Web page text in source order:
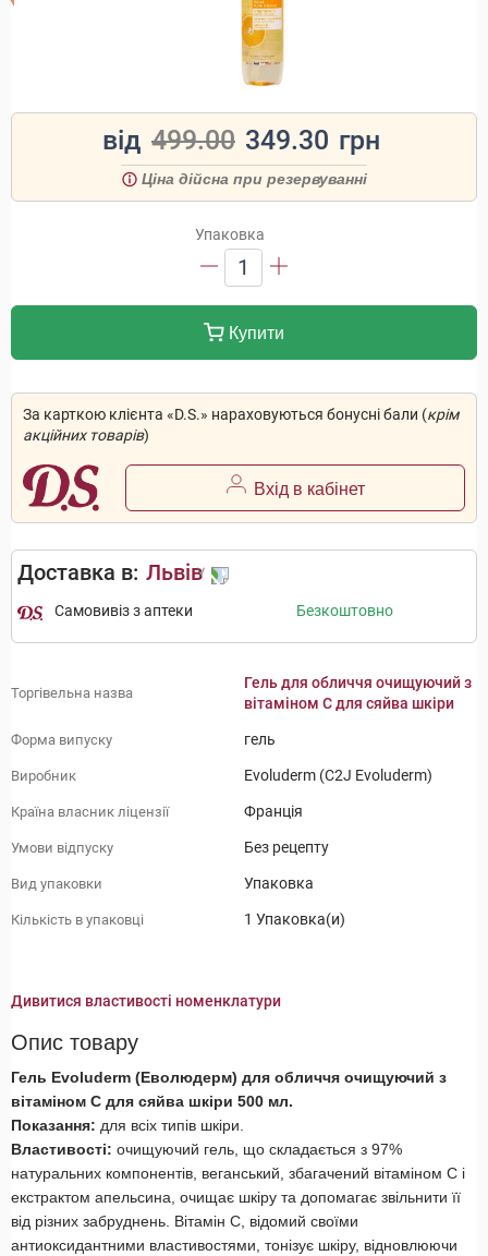
від 499.00 349.30 грн
Ціна дійсна при резервуванні
Упаковка
1
Купити
За карткою клієнта «D.S.» нараховуються бонусні бали (крім
акційних товарів)
Вхід в кабінет
Доставка в: Львів
Самовивіз з аптеки Безкоштовно
Торгівельна назва
Гель для обличчя очищуючий з
вітаміном C для сяйва шкіри
Форма випуску гель
Виробник Evoluderm (C2J Evoluderm)
Країна власник ліцензії Франція
Умови відпуску Без рецепту
Вид упаковки Упаковка
Кількість в упаковці 1 Упаковка(и)
Дивитися властивості номенклатури
Опис товару
Гель Evoluderm (Еволюдерм) для обличчя очищуючий з
вітаміном C для сяйва шкіри 500 мл.
Показання: для всіх типів шкіри.
Властивості: очищуючий гель, що складається з 97%
натуральних компонентів, веганський, збагачений вітаміном С і
екстрактом апельсина, очищає шкіру та допомагає звільнити її
від різних забруднень. Вітамін С, відомий своїми
антиоксидантними властивостями, тонізує шкіру, відновлюючи